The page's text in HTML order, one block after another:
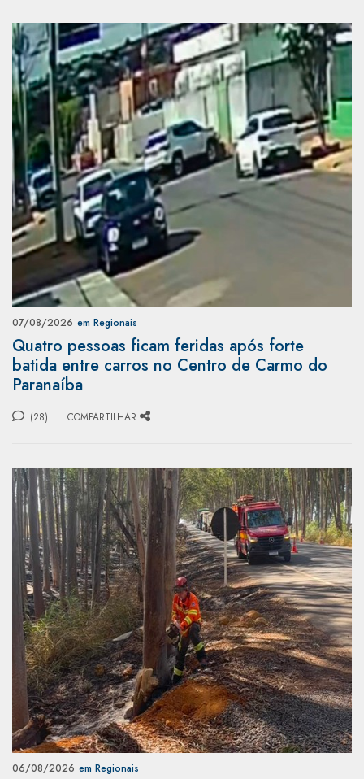
07/08/2026 em Regionais
Quatro pessoas ficam feridas após forte
batida entre carros no Centro de Carmo do
Paranaíba
(28) COMPARTILHAR
06/08/2026 em Regionais